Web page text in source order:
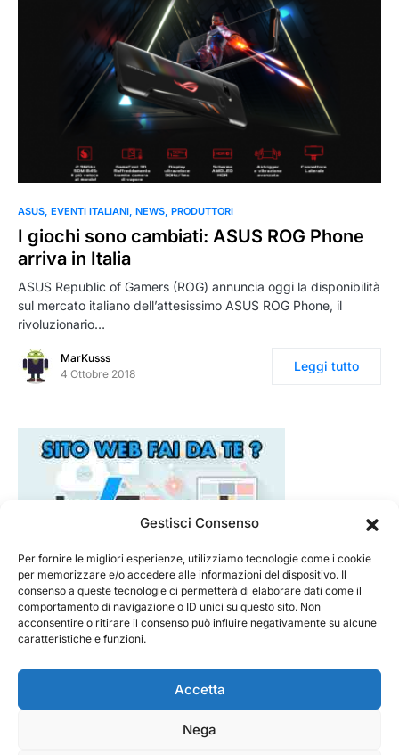
Gestisci Consenso
Per fornire le migliori esperienze, utilizziamo tecnologie come i cookie
per memorizzare e/o accedere alle informazioni del dispositivo. Il
consenso a queste tecnologie ci permetterà di elaborare dati come il
comportamento di navigazione o ID unici su questo sito. Non
acconsentire o ritirare il consenso può influire negativamente su alcune
caratteristiche e funzioni.
Accetta
Nega
0
ASUS EVENTI ITALIANI NEWS PRODUTTORI
I giochi sono cambiati: ASUS ROG Phone
arriva in Italia
ASUS Republic of Gamers (ROG) annuncia oggi la disponibilità
sul mercato italiano dell’attesissimo ASUS ROG Phone, il
rivoluzionario…
MarKusss
4 Ottobre 2018
Leggi tutto
@ 2026 - Tecnorecensioni